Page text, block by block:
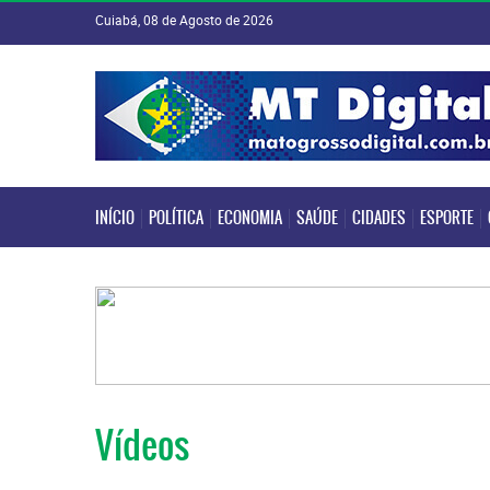
Cuiabá, 08 de Agosto de 2026
INÍCIO POLÍTICA ECONOMIA SAÚDE CIDADES ESPORTE
INÍCIO POLÍTICA ECONOMIA
Vídeos